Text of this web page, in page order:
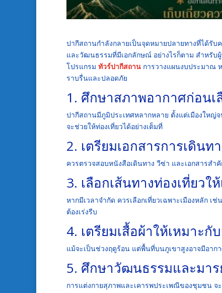
ปากีสถานกำลังกลายเป็นจุดหมายปลายทางที่ได้รั
และวัฒนธรรมที่มีเอกลักษณ์ อย่างไรก็ตาม สำหรับ
โปรแกรม ทัวร์ปากีสถาน การวางแผนงบประมาณ
ราบรื่นและปลอดภัย
1. ศึกษาสภาพอากาศก่อนเ
ปากีสถานมีภูมิประเทศหลากหลาย ตั้งแต่เมืองใหญ่
จะช่วยให้ท่องเที่ยวได้อย่างเต็มที่
2. เตรียมเอกสารการเดินท
ควรตรวจสอบหนังสือเดินทาง วีซ่า และเอกสารสำ
3. เลือกเส้นทางท่องเที่ยวใ
หากมีเวลาจำกัด ควรเลือกเที่ยวเฉพาะเมืองหลัก
ต้องเร่งรีบ
4. เตรียมเสื้อผ้าให้เหมาะ
แม้จะเป็นช่วงฤดูร้อน แต่พื้นที่บนภูเขาสูงอาจมีอาก
5. ศึกษาวัฒนธรรมและมา
การแต่งกายสุภาพและเคารพประเพณีของชุมชน